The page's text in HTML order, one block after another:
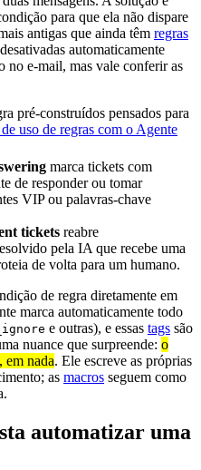
para que ela não dispare
antigas que ainda têm regras
automaticamente
no e-mail, mas vale conferir as
pré-construídos pensados para
uso de regras com o Agente
marca tickets com
de responder ou tomar
VIP ou palavras-chave
tickets reabre
pela IA que recebe uma
de volta para um humano.
de regra diretamente em
marca automaticamente todo
e outras), e essas tags são
nuance que surpreende: o
em nada. Ele escreve as próprias
as macros seguem como
automatizar uma